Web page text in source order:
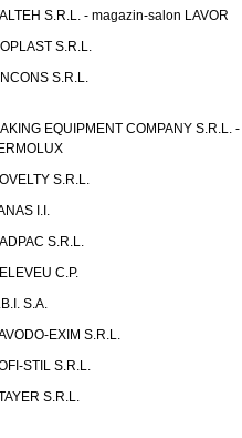
S.R.L. - magazin-salon LAVOR
S.R.L.
S.R.L.
EQUIPMENT COMPANY S.R.L. -
S.R.L.
I.I.
S.R.L.
C.P.
S.A.
EXIM S.R.L.
STIL S.R.L.
S.R.L.